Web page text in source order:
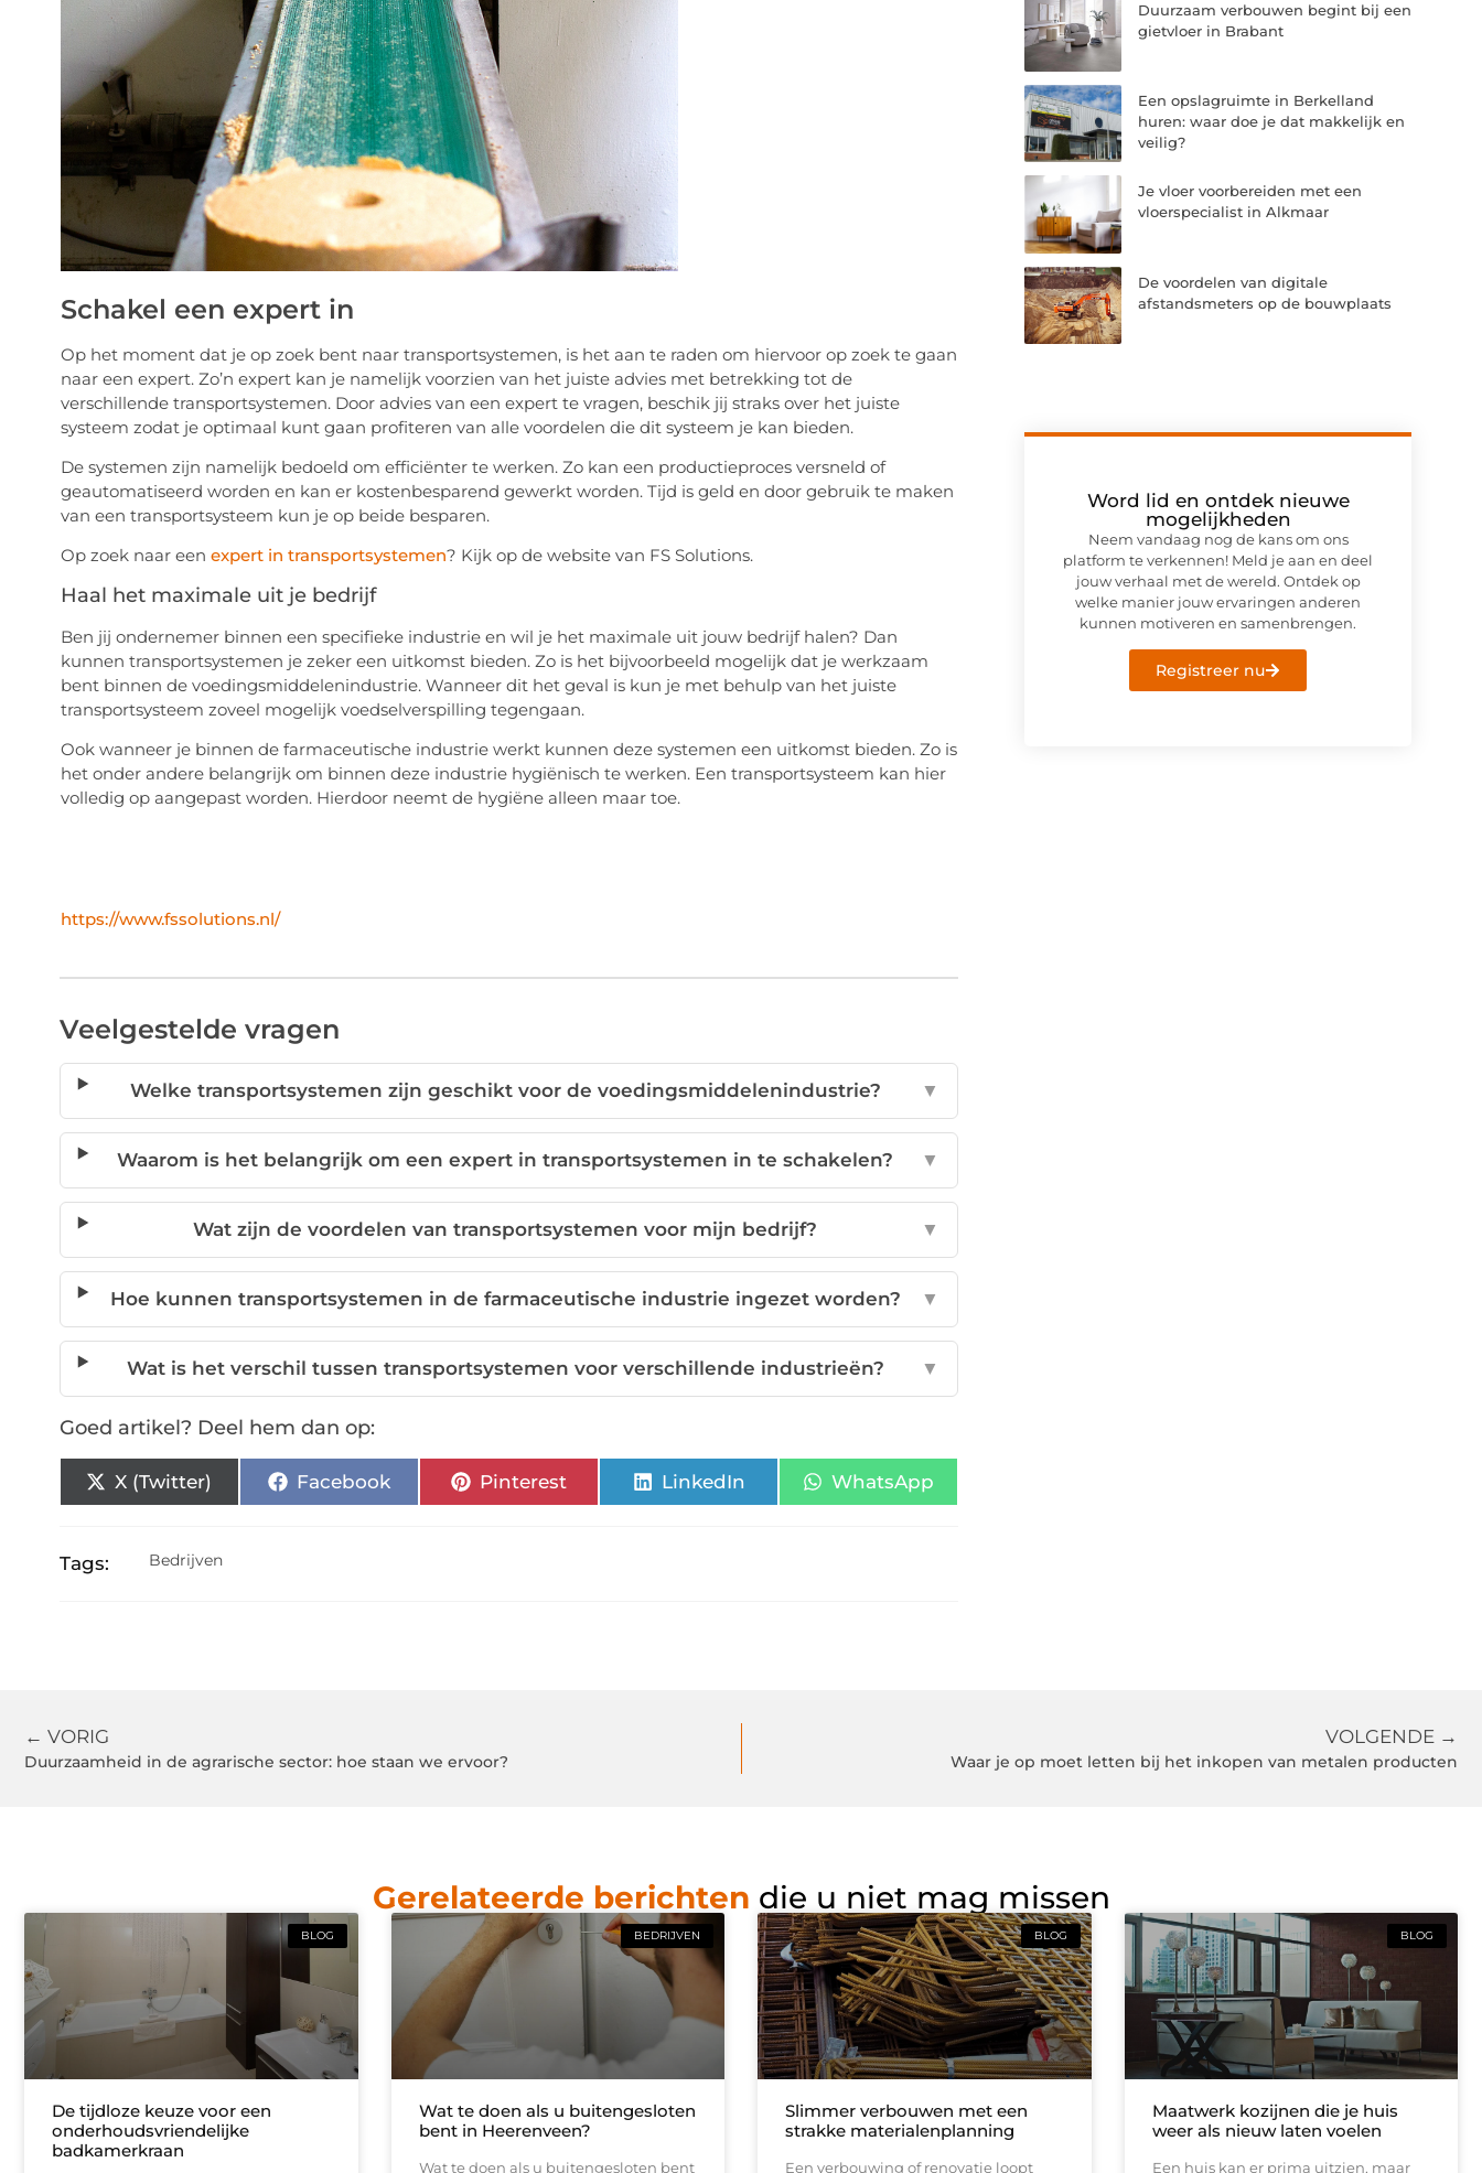
Schakel een expert in
Op het moment dat je op zoek bent naar transportsystemen, is het aan te raden om hiervoor op zoek te gaan
naar een expert. Zo’n expert kan je namelijk voorzien van het juiste advies met betrekking tot de
verschillende transportsystemen. Door advies van een expert te vragen, beschik jij straks over het juiste
systeem zodat je optimaal kunt gaan profiteren van alle voordelen die dit systeem je kan bieden.
De systemen zijn namelijk bedoeld om efficiënter te werken. Zo kan een productieproces versneld of
geautomatiseerd worden en kan er kostenbesparend gewerkt worden. Tijd is geld en door gebruik te maken
van een transportsysteem kun je op beide besparen.
Op zoek naar een expert in transportsystemen? Kijk op de website van FS Solutions.
Haal het maximale uit je bedrijf
Ben jij ondernemer binnen een specifieke industrie en wil je het maximale uit jouw bedrijf halen? Dan
kunnen transportsystemen je zeker een uitkomst bieden. Zo is het bijvoorbeeld mogelijk dat je werkzaam
bent binnen de voedingsmiddelenindustrie. Wanneer dit het geval is kun je met behulp van het juiste
transportsysteem zoveel mogelijk voedselverspilling tegengaan.
Ook wanneer je binnen de farmaceutische industrie werkt kunnen deze systemen een uitkomst bieden. Zo is
het onder andere belangrijk om binnen deze industrie hygiënisch te werken. Een transportsysteem kan hier
volledig op aangepast worden. Hierdoor neemt de hygiëne alleen maar toe.
https://www.fssolutions.nl/
Veelgestelde vragen
Welke transportsystemen zijn geschikt voor de voedingsmiddelenindustrie? ▼
Waarom is het belangrijk om een expert in transportsystemen in te schakelen? ▼
Wat zijn de voordelen van transportsystemen voor mijn bedrijf? ▼
Hoe kunnen transportsystemen in de farmaceutische industrie ingezet worden? ▼
Wat is het verschil tussen transportsystemen voor verschillende industrieën? ▼
Goed artikel? Deel hem dan op:
X (Twitter) Facebook Pinterest LinkedIn WhatsApp
Tags: Bedrijven
Duurzaam verbouwen begint bij een
gietvloer in Brabant
Een opslagruimte in Berkelland
huren: waar doe je dat makkelijk en
veilig?
Je vloer voorbereiden met een
vloerspecialist in Alkmaar
De voordelen van digitale
afstandsmeters op de bouwplaats
Word lid en ontdek nieuwe
mogelijkheden
Neem vandaag nog de kans om ons
platform te verkennen! Meld je aan en deel
jouw verhaal met de wereld. Ontdek op
welke manier jouw ervaringen anderen
kunnen motiveren en samenbrengen.
Registreer nu
← VORIG
Duurzaamheid in de agrarische sector: hoe staan we ervoor?
VOLGENDE →
Waar je op moet letten bij het inkopen van metalen producten
Gerelateerde berichten die u niet mag missen
BLOG
De tijdloze keuze voor een
onderhoudsvriendelijke
badkamerkraan
BEDRIJVEN
Wat te doen als u buitengesloten
bent in Heerenveen?
Wat te doen als u buitengesloten bent
BLOG
Slimmer verbouwen met een
strakke materialenplanning
Een verbouwing of renovatie loopt
BLOG
Maatwerk kozijnen die je huis
weer als nieuw laten voelen
Een huis kan er prima uitzien, maar